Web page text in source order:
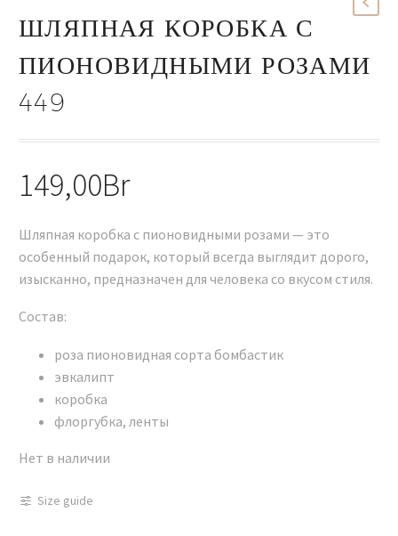
ШЛЯПНАЯ КОРОБКА С
ПИОНОВИДНЫМИ РОЗАМИ
449
149,00Br
Шляпная коробка с пионовидными розами — это
особенный подарок, который всегда выглядит дорого,
изысканно, предназначен для человека со вкусом стиля.
Состав:
роза пионовидная сорта бомбастик
эвкалипт
коробка
флоргубка, ленты
Нет в наличии
Size guide